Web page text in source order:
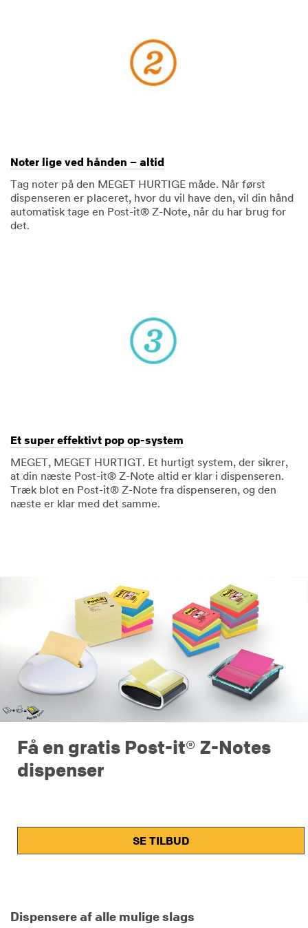
Noter lige ved hånden – altid
Tag noter på den MEGET HURTIGE måde. Når først
dispenseren er placeret, hvor du vil have den, vil din hånd
automatisk tage en Post-it® Z-Note, når du har brug for
det.
Et super effektivt pop op-system
MEGET, MEGET HURTIGT. Et hurtigt system, der sikrer,
at din næste Post-it® Z-Note altid er klar i dispenseren.
Træk blot en Post-it® Z-Note fra dispenseren, og den
næste er klar med det samme.
Få en gratis Post-it® Z-Notes
dispenser
SE TILBUD
Dispensere af alle mulige slags